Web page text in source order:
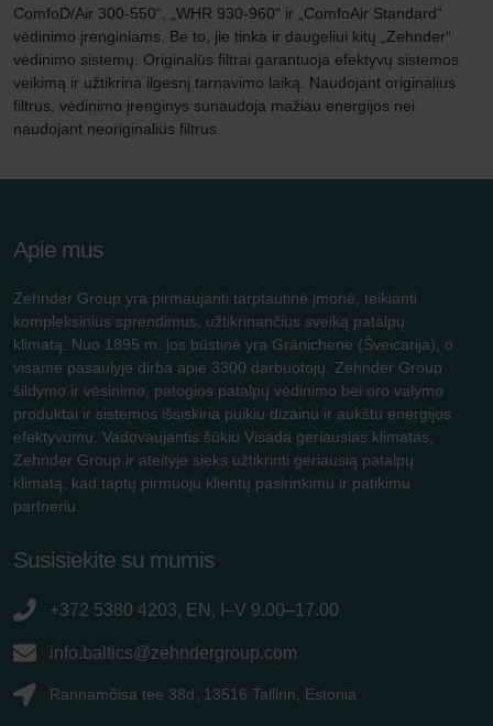
ComfoD/Air 300-550“, „WHR 930-960“ ir „ComfoAir Standard“
vėdinimo įrenginiams. Be to, jie tinka ir daugeliui kitų „Zehnder“
vėdinimo sistemų. Originalūs filtrai garantuoja efektyvų sistemos
veikimą ir užtikrina ilgesnį tarnavimo laiką. Naudojant originalius
filtrus, vėdinimo įrenginys sunaudoja mažiau energijos nei
naudojant neoriginalius filtrus.
Apie mus
Zehnder Group yra pirmaujanti tarptautinė įmonė, teikianti
kompleksinius sprendimus, užtikrinančius sveiką patalpų
klimatą. Nuo 1895 m. jos būstinė yra Gränichene (Šveicarija), o
visame pasaulyje dirba apie 3300 darbuotojų. Zehnder Group
šildymo ir vėsinimo, patogios patalpų vėdinimo bei oro valymo
produktai ir sistemos išsiskiria puikiu dizainu ir aukštu energijos
efektyvumu. Vadovaujantis šūkiu Visada geriausias klimatas,
Zehnder Group ir ateityje sieks užtikrinti geriausią patalpų
klimatą, kad taptų pirmuoju klientų pasirinkimu ir patikimu
partneriu.
Susisiekite su mumis
+372 5380 4203, EN, I–V 9.00–17.00
info.baltics@zehndergroup.com
Rannamõisa tee 38d, 13516 Tallinn, Estonia